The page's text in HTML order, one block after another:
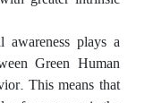
awareness plays a
Green Human
This means that